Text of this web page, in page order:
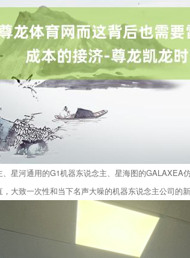
星河通用的G1机器东说念主、星海图的
大致一次性和当下名声大噪的机器东说念主公司的